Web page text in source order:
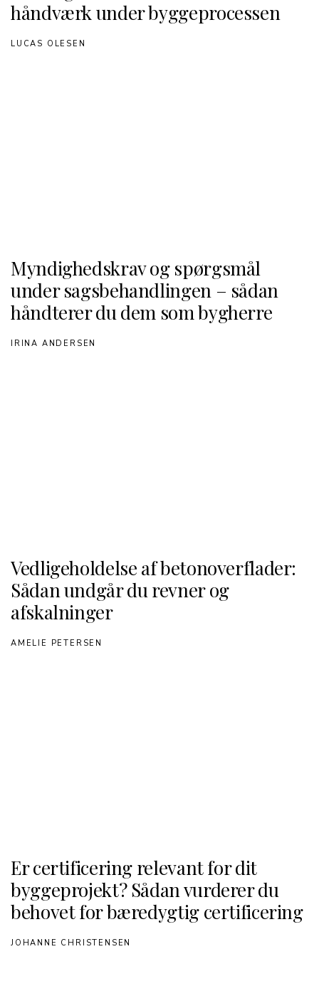
håndværk under byggeprocessen
LUCAS OLESEN
Myndighedskrav og spørgsmål
under sagsbehandlingen – sådan
håndterer du dem som bygherre
IRINA ANDERSEN
Vedligeholdelse af betonoverflader:
Sådan undgår du revner og
afskalninger
AMELIE PETERSEN
Er certificering relevant for dit
byggeprojekt? Sådan vurderer du
behovet for bæredygtig certificering
JOHANNE CHRISTENSEN